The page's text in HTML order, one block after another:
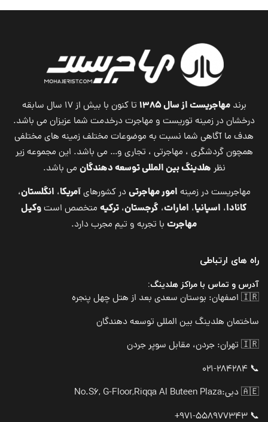
برندمهاجریست از سال ۱۳۸۵
تا کنون با بیش از ۱۷ سال سابقه
درخشان در زمینه توریست و مهاجرت درخدمت شما عزیزان می باشد.
هدف ما آگاهی شما نسبت به موضوعات مختلف زمینه های مختلفی
همچون گردشگری ، مهاجرتی ، تجاری و… می باشد. این مجموعه زیر
نظر هلدینگ بین المللی توسعه دهندگان می باشد.
مهاجریست در زمینه امور مهاجرتیدر کشورهایآمریکا، انگلستان،
کانادا، اسپانیا، امارات، گرجستان، ترکیه متخصص استوکیل
مهاجرت با تجربه و تیم مجرب دارد.
راه های ارتباطی
آدرس و تماس با مراکز هلدینگ:
🇮🇷 اصفهان: بوستان سعدی بعد از هتل چهل پنجره
ساختمان هلدینگ بین المللی توسعه دهندگان
🇮🇷 تهران: جردن، مقابل سوپر جردن
📞 021-284284
🇦🇪 دبی:
No.S6, G-Floor,Riqqa Al Buteen Plaza
📞 971-558977343+